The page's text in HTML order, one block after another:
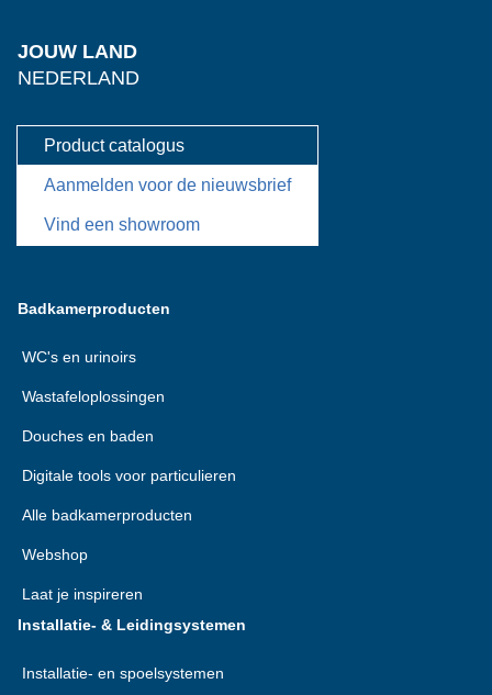
JOUW LAND
NEDERLAND
Product catalogus
Aanmelden voor de nieuwsbrief
Vind een showroom
Badkamerproducten
WC's en urinoirs
Wastafeloplossingen
Douches en baden
Digitale tools voor particulieren
Alle badkamerproducten
Webshop
Laat je inspireren
Installatie- & Leidingsystemen
Installatie- en spoelsystemen